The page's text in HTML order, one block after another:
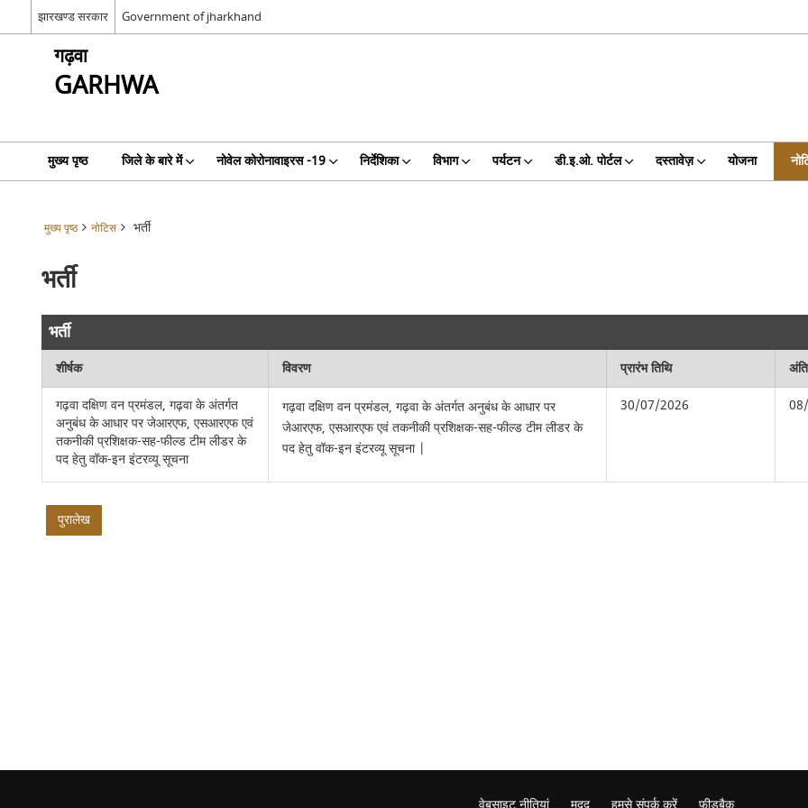
झारखण्ड सरकार Government of jharkhand
गढ़वा
GARHWA
मुख्य पृष्ठ जिले के बारे में नोवेल कोरोनावाइरस -19 निर्देशिका विभाग पर्यटन डी.इ.ओ. पोर्टल दस्तावेज़ योजना
मुख्य पृष्ठ नोटिस भर्ती
भर्ती
भर्ती
शीर्षक विवरण प्रारंभ तिथि
गढ़वा दक्षिण वन प्रमंडल, गढ़वा के अंतर्गत
अनुबंध के आधार पर जेआरएफ, एसआरएफ एवं
तकनीकी प्रशिक्षक-सह-फील्ड टीम लीडर के
पद हेतु वॉक-इन इंटरव्यू सूचना
गढ़वा दक्षिण वन प्रमंडल, गढ़वा के अंतर्गत अनुबंध के आधार पर
जेआरएफ, एसआरएफ एवं तकनीकी प्रशिक्षक-सह-फील्ड टीम लीडर के
पद हेतु वॉक-इन इंटरव्यू सूचना |
30/07/2026
पुरालेख